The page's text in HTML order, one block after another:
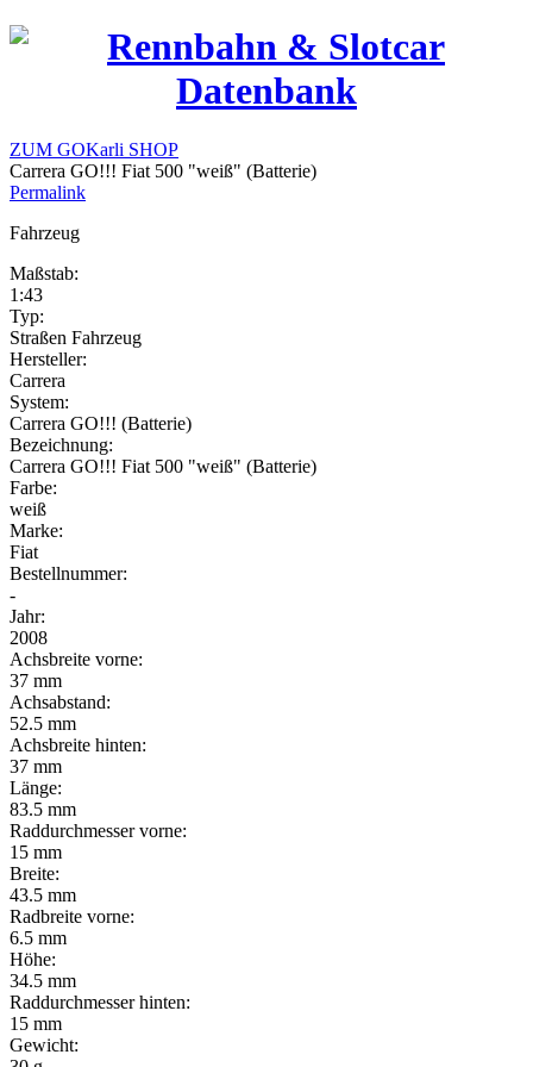
ZUM GOKarli SHOP
Carrera GO!!! Fiat 500 "weiß" (Batterie)
Permalink
Fahrzeug
Maßstab:
1:43
Typ:
Straßen Fahrzeug
Hersteller:
Carrera
System:
Carrera GO!!! (Batterie)
Bezeichnung:
Carrera GO!!! Fiat 500 "weiß" (Batterie)
Farbe:
weiß
Marke:
Fiat
Bestellnummer:
-
Jahr:
2008
Achsbreite vorne:
37 mm
Achsabstand:
52.5 mm
Achsbreite hinten:
37 mm
Länge:
83.5 mm
Raddurchmesser vorne:
15 mm
Breite:
43.5 mm
Radbreite vorne:
6.5 mm
Höhe:
34.5 mm
Raddurchmesser hinten:
15 mm
Gewicht: